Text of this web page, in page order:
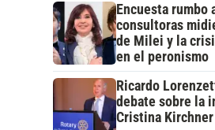
Encuesta rumbo
consultoras
de Milei y la
en el peronismo
Ricardo
debate sobre la
Cristina Kirchner